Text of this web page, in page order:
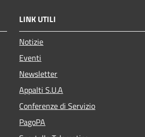
LINK UTILI
Notizie
Eventi
Newsletter
Appalti S.U.A
Conferenze di Servizio
PagoPA